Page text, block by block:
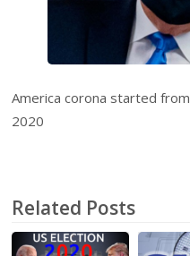
America corona started
2020
Related Posts